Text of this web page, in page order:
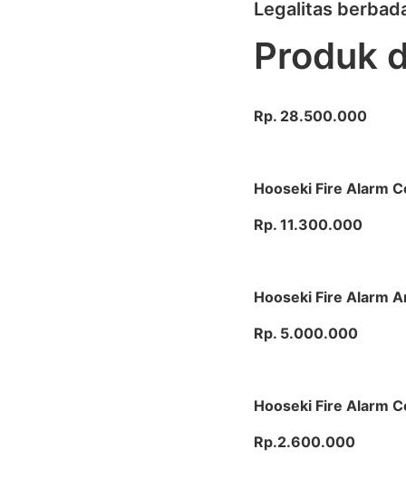
Legalitas
Produk
Rp. 28.500.000
Hooseki Fire Alarm
Rp. 11.300.000
Hooseki Fire Alarm
Rp. 5.000.000
Hooseki Fire Alarm
Rp.2.600.000